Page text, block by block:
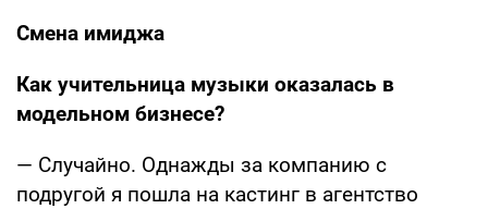
Смена имиджа
Как учительница музыки оказалась в
модельном бизнесе?
— Случайно. Однажды за компанию с
подругой я пошла на кастинг в агентство